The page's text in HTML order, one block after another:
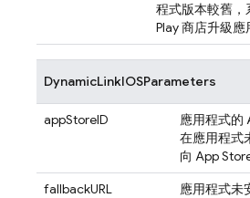
程式版本較舊，
Play 商店升級應
DynamicLinkIOSParameters
appStoreID
應用程式的
在應用程式
向 App
fallbackURL
應用程式未